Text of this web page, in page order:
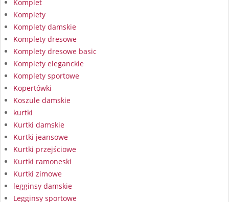
Komplet
Komplety
Komplety damskie
Komplety dresowe
Komplety dresowe basic
Komplety eleganckie
Komplety sportowe
Kopertówki
Koszule damskie
kurtki
Kurtki damskie
Kurtki jeansowe
Kurtki przejściowe
Kurtki ramoneski
Kurtki zimowe
legginsy damskie
Legginsy sportowe